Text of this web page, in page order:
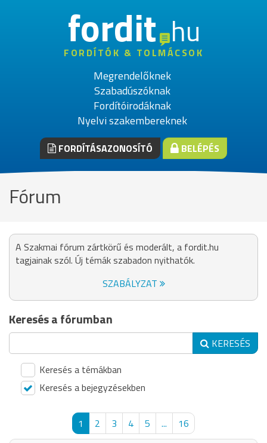
fordithu
FORDÍTÓK & TOLMÁCSOK
Megrendelőknek
Szabadúszóknak
Fordítóirodáknak
Nyelvi szakembereknek
FORDÍTÁSAZONOSÍTÓ BELÉPÉS
Fórum
A Szakmai fórum zártkörű és moderált, a fordit.hu
tagjainak szól. Új témák szabadon nyithatók.
SZABÁLYZAT
Keresés a fórumban
KERESÉS
Keresés a témákban
Keresés a bejegyzésekben
1 2 3 4 5 ...
16